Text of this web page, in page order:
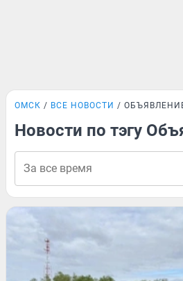
ОМСК ВСЕ НОВОСТИ
Новости по тэгу